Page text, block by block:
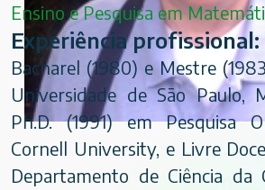
Ensino e Pesquisa em
Experiência profissional:
Bacharel (1980) e Mestre
Universidade de São Paulo,
Ph.D. (1991) em Pesquisa
Cornell University, e Livre
Departamento de Ciência da